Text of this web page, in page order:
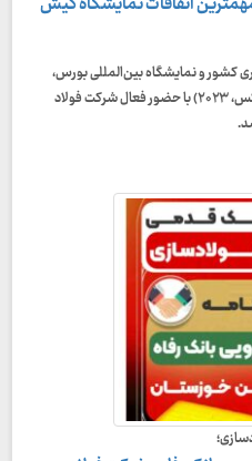
کشور و نمایشگاه بین‌المللی بورس،
بانک، بیمه و خصوصی‌سازی (کیش اینوکس، ۲۰۲۳) با حضور فعال شرکت فولاد